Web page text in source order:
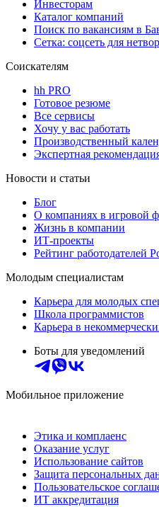
Инвесторам
Каталог компаний
Поиск по вакансиям в
Сетка: соцсеть для
Соискателям
hh PRO
Готовое резюме
Все сервисы
Хочу у вас работать
Производственный
Экспертная
Новости и статьи
Блог
О компаниях в игровой
Жизнь в компании
ИТ-проекты
Рейтинг работодателей
Молодым специалистам
Карьера для молодых
Школа программистов
Карьера в
Боты для уведомлений
Мобильное приложение
Этика и комплаенс
Оказание услуг
Использование сайтов
Защита персональных
Пользовательское
ИТ аккредитация